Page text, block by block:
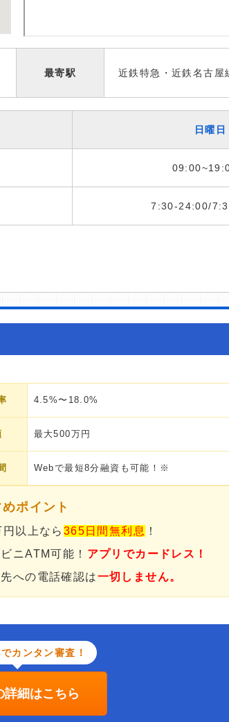
最寄駅 近鉄特急・近鉄名古屋
日曜日
7:30-24:00/
4.5%〜18.0%
最大500万円
Webで最短8分融資も可能！※
ポイント
以上なら 365日間無利息 ！
ニATM可能！ アプリでカードレス！
への電話確認は一切しません。
カンタン審査！
詳細はこちら